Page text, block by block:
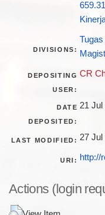
DIVISIONS:
DEPOSITING
USER:
CR
DATE
DEPOSITED:
21 Jul
LAST MODIFIED: 27 Jul
URI: http://
Actions (login